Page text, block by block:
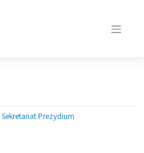
Sekretariat Prezydium